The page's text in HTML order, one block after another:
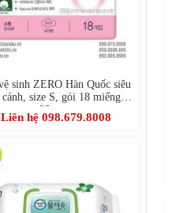
sinh ZERO Hàn Quốc siêu
size S, gói 18 miếng x
23cm
Liên hệ 098.679.8008